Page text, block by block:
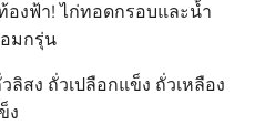
งฟ้า! ไก่ทอดกรอบและน้ำ
มกรุ่น
สง ถั่วเปลือกแข็ง ถั่วเหลือง
ง